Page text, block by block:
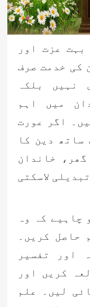
بہت عزت اور
کی خدمت صرف
نہیں بلکہ
میں اہم
اگر عورت
ساتھ دین کا
خاندان
لاسکتی
چاہیے کہ وہ
حاصل کریں۔
اور تفسیر
کریں اور
لیں۔ علم